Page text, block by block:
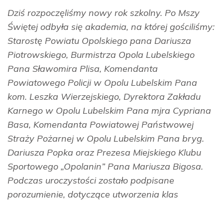
Dziś rozpoczęliśmy nowy rok szkolny. Po Mszy
Świętej odbyła się akademia, na której gościliśmy:
Starostę Powiatu Opolskiego pana Dariusza
Piotrowskiego, Burmistrza Opola Lubelskiego
Pana Sławomira Plisa, Komendanta
Powiatowego Policji w Opolu Lubelskim Pana
kom. Leszka Wierzejskiego, Dyrektora Zakładu
Karnego w Opolu Lubelskim Pana mjra Cypriana
Basa, Komendanta Powiatowej Państwowej
Straży Pożarnej w Opolu Lubelskim Pana bryg.
Dariusza Popka oraz Prezesa Miejskiego Klubu
Sportowego „Opolanin” Pana Mariusza Bigosa.
Podczas uroczystościzostało podpisane
porozumienie, dotyczące utworzenia klas